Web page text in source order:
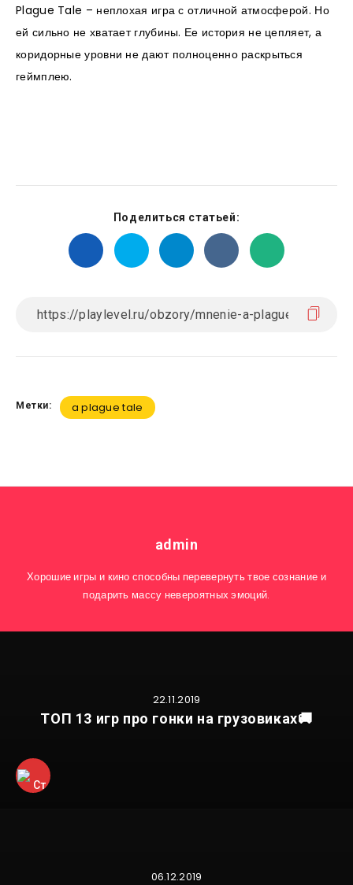
Plague Tale – неплохая игра с отличной атмосферой. Но
ей сильно не хватает глубины. Ее история не цепляет, а
коридорные уровни не дают полноценно раскрыться
геймплею.
Поделиться статьей:
Метки: a plague tale
admin
Хорошие игры и кино способны перевернуть твое сознание и
подарить массу невероятных эмоций.
22.11.2019
ТОП 13 игр про гонки на грузовиках🚚
06.12.2019